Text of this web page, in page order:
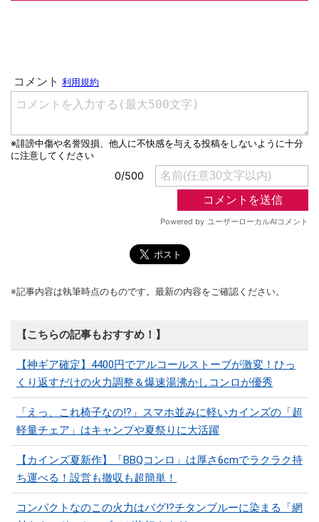
※記事内容は執筆時点のものです。最新の内容をご確認ください。
【こちらの記事もおすすめ！】
【神ギア確定】4400円でアルコールストーブが激変！ひっ
くり返すだけの火力調整＆爆速湯沸かしコンロが優秀
「えっ、これ椅子なの!?」スマホ並みに軽いカインズの「超
軽量チェア」はキャンプや夏祭りに大活躍
【カインズ夏新作】「BBQコンロ」は厚さ6cmでラクラク持
ち運べる！設営も撤収も超簡単！
コンパクトなのこの火力はバグ⁉チタンブルーに染まる「網